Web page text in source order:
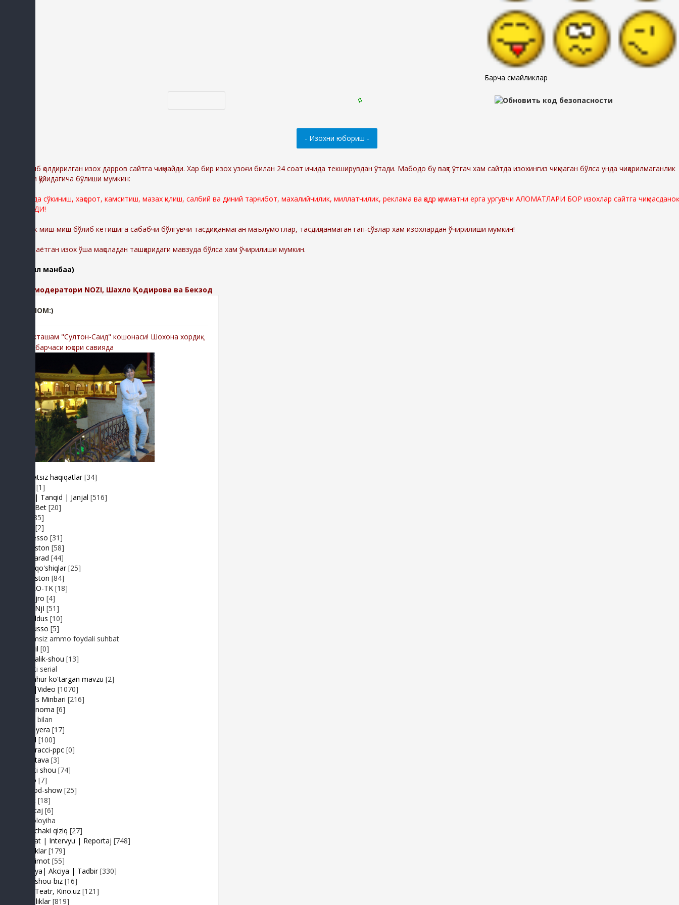
Барча смайликлар
Ёзиб қолдирилган изох дарров сайтга чиқмайди. Хар бир изох узоғи билан 24 соат ичида текширувдан ўтади. Мабодо бу вақт ўтгач хам сайтда изохингиз чиқмаган бўлса унда чиқарилмаганлик
сабаблари қўйидагича бўлиши мумкин:
Сайтимизда сўкиниш, хақорот, камситиш, мазах қилиш, салбий ва диний тарғибот, махалийчилик, миллатчилик, реклама ва қадр қимматни ерга ургувчи АЛОМАТЛАРИ БОР изохлар сайтга чиқмасданоқ
ЎЧИРИЛАДИ!
Шунингдек миш-миш бўлиб кетишига сабабчи бўлгувчи тасдиқланмаган маълумотлар, тасдиқланмаган гап-сўзлар хам изохлардан ўчирилиши мумкин!
-Қолдирилаётган изох ўша мақоладан ташқаридаги мавзуда бўлса хам ўчирилиши мумкин.
(батафсил манбаа)
Изохлар модератори NOZI, Шахло Қодирова ва Бекзод
РЕКЛОМ:)
-Мухташам "Султон-Саид" кошонаси! Шохона хордиқ
учун барчаси юқори савияда
Adolatsiz haqiqatlar [34]
[1]
Baxs| Tanqid | Janjal [516]
BeshBet [20]
[85]
[2]
Expresso [31]
FIKRiston [58]
Hit-Parad [44]
Ijara qo'shiqlar [25]
IJODiston [84]
IMPRO-TK [18]
Jonli ijro [4]
JuMaNjI [51]
JurYuldus [10]
Kaktusso [5]
Yoqimsiz ammo foydali suhbat
Kongil [0]
Kundalik-shou [13]
Realiti serial
Mashhur ko'targan mavzu [2]
MP3|Video [1070]
Muhlis Minbari [216]
Ovoznoma [6]
Luiza bilan
Premyera [17]
Prikol [100]
Paparacci-ppc [0]
Podstava [3]
Realiti shou [74]
Retro [7]
Sayyod-show [25]
Sport [18]
Shantaj [6]
Videoloyiha
Shunchaki qiziq [27]
Suhbat | Intervyu | Reportaj [748]
Tabriklar [179]
Taqdimot [55]
Hayriya| Akciya | Tadbir [330]
Turk shou-biz [16]
TV | Teatr, Kino.uz [121]
Yangiliklar [819]